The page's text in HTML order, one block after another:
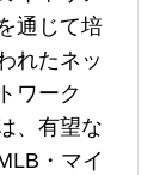
通じて培
れたネッ
トワーク
、有望な
・マイ